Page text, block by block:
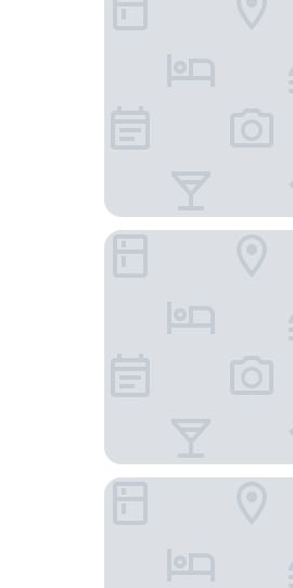
éL Hotel Kartika Wijaya
Hotel O Harwin